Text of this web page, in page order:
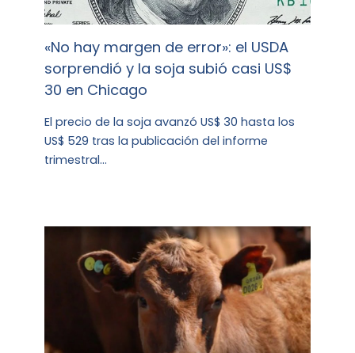
«No hay margen de error»: el USDA
sorprendió y la soja subió casi US$
30 en Chicago
El precio de la soja avanzó US$ 30 hasta los
US$ 529 tras la publicación del informe
trimestral…